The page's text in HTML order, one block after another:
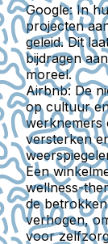
Google: In
projecten
geleid. Dit
bijdragen
moreel.
Airbnb: De
op cultuur
werknemers
versterken
Een
wellness-
de
verhogen,
voor